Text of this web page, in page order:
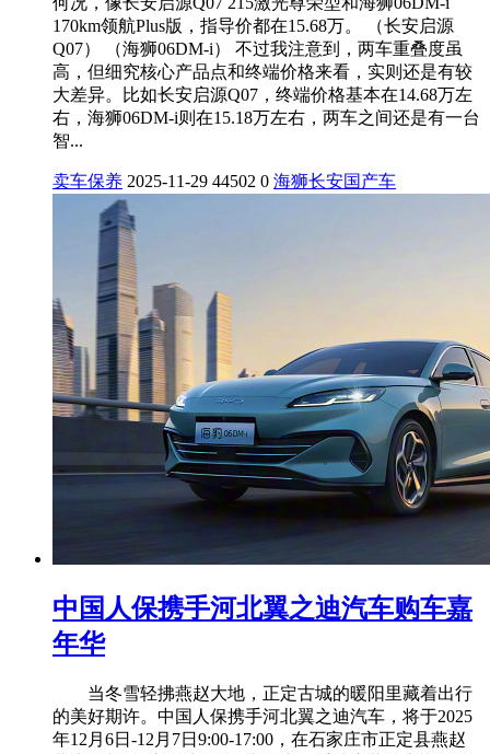
170km领航Plus版，指导价都在15.68万。 （长安启源
Q07） （海狮06DM-i） 不过我注意到，两车重叠度虽
高，但细究核心产品点和终端价格来看，实则还是有较
大差异。比如长安启源Q07，终端价格基本在14.68万左
右，海狮06DM-i则在15.18万左右，两车之间还是有一台
智...
卖车保养 2025-11-29 44502 0 海狮长安国产车
中国人保携手河北翼之迪汽车购车嘉
年华
当冬雪轻拂燕赵大地，正定古城的暖阳里藏着出行
的美好期许。中国人保携手河北翼之迪汽车，将于2025
年12月6日-12月7日9:00-17:00，在石家庄市正定县燕赵